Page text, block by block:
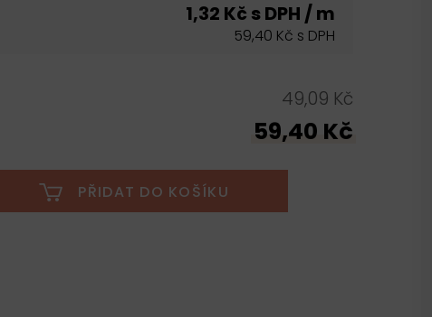
1,32 Kč s DPH / m
59,40 Kč s DPH
49,09 Kč
59,40 Kč
PŘIDAT DO KOŠÍKU